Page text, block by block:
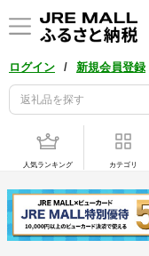
ログイン / 新規会員登録
人気ランキング カテゴリ